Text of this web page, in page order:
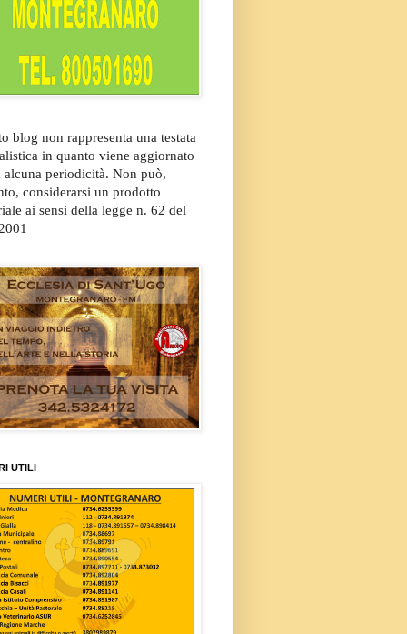
blog non rappresenta una testata
in quanto viene aggiornato
alcuna periodicità. Non può,
considerarsi un prodotto
ai sensi della legge n. 62 del
UTILI